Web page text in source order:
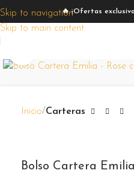
Skip to navigation
Skip to main content
🔥 ¡Ofertas
Inicio Carteras
Bolso Cartera